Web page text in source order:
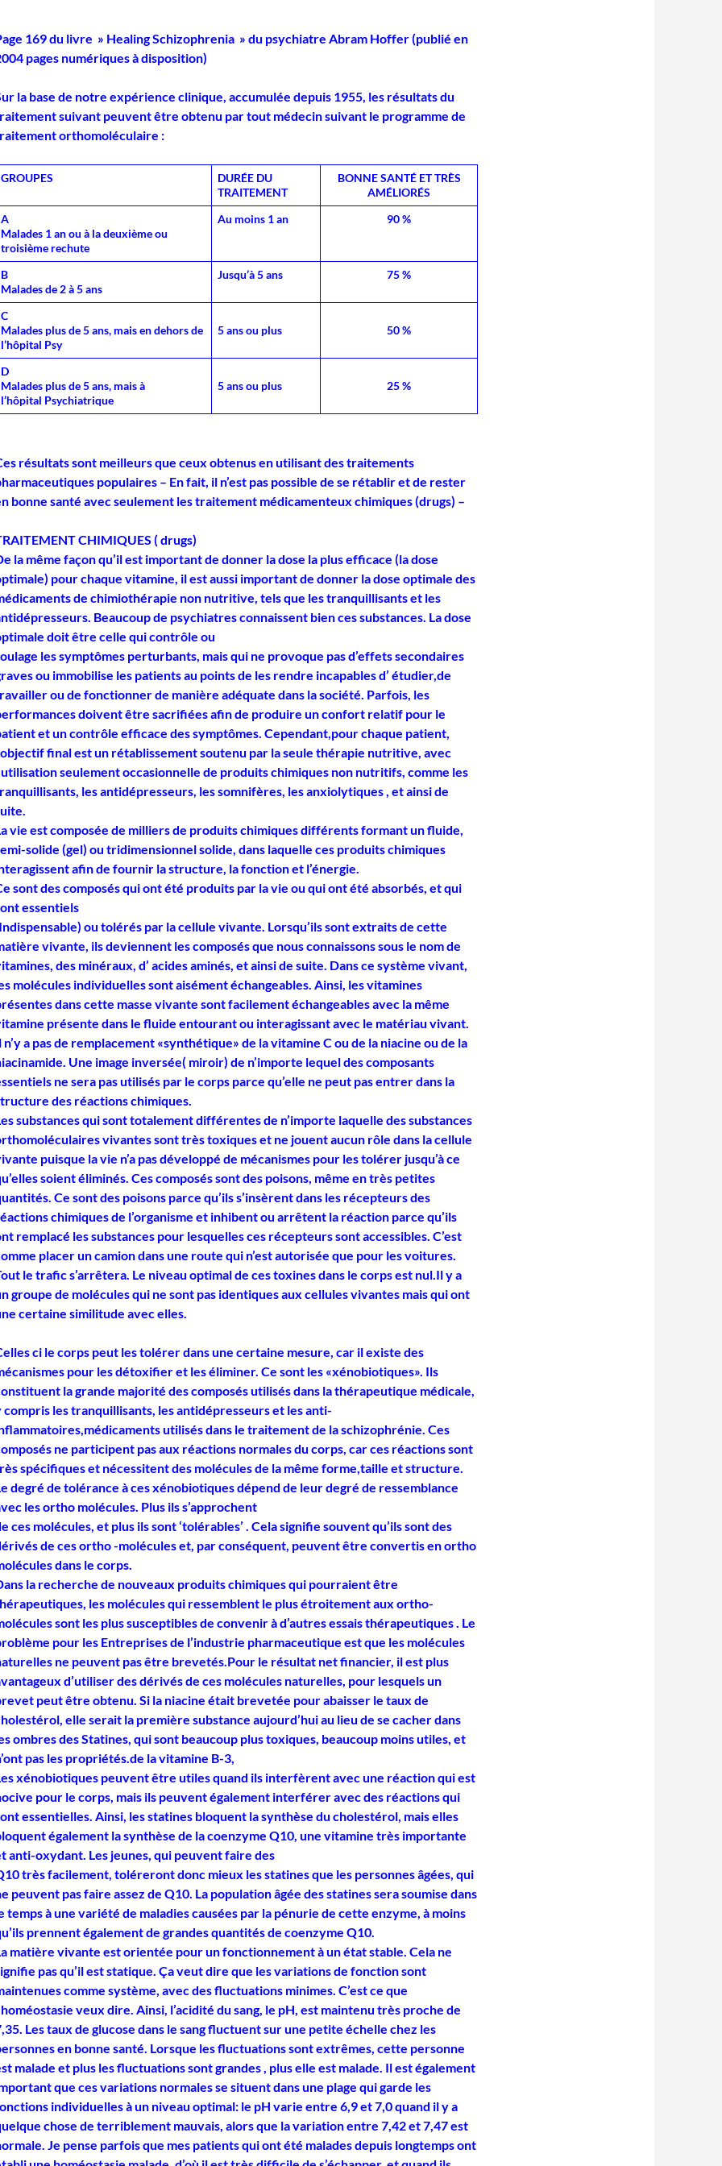
169 du livre » Healing Schizophrenia » du psychiatre Abram Hoffer (publié en
pages numériques à disposition)
la base de notre expérience clinique, accumulée depuis 1955, les résultats du
suivant peuvent être obtenu par tout médecin suivant le programme de
orthomoléculaire :
GROUPES
DURÉE DU
TRAITEMENT
BONNE SANTÉ ET TRÈS
AMÉLIORÉS
A
Malades 1 an ou à la deuxième ou
troisième rechute
Au moins 1 an 90 %
B
Malades de 2 à 5 ans
Jusqu’à 5 ans 75 %
C
Malades plus de 5 ans, mais en dehors de
l’hôpital Psy
5 ans ou plus 50 %
D
Malades plus de 5 ans, mais à
l’hôpital Psychiatrique
5 ans ou plus 25 %
résultats sont meilleurs que ceux obtenus en utilisant des traitements
populaires – En fait, il n’est pas possible de se rétablir et de rester
bonne santé avec seulement les traitement médicamenteux chimiques (drugs) –
CHIMIQUES ( drugs)
la même façon qu’il est important de donner la dose la plus efficace (la dose
pour chaque vitamine, il est aussi important de donner la dose optimale des
de chimiothérapie non nutritive, tels que les tranquillisants et les
Beaucoup de psychiatres connaissent bien ces substances. La dose
doit être celle qui contrôle ou
les symptômes perturbants, mais qui ne provoque pas d’effets secondaires
ou immobilise les patients au points de les rendre incapables d’ étudier,de
ou de fonctionner de manière adéquate dans la société. Parfois, les
doivent être sacrifiées afin de produire un confort relatif pour le
et un contrôle efficace des symptômes. Cependant,pour chaque patient,
final est un rétablissement soutenu par la seule thérapie nutritive, avec
seulement occasionnelle de produits chimiques non nutritifs, comme les
les antidépresseurs, les somnifères, les anxiolytiques , et ainsi de
vie est composée de milliers de produits chimiques différents formant un fluide,
solide (gel) ou tridimensionnel solide, dans laquelle ces produits chimiques
afin de fournir la structure, la fonction et l’énergie.
sont des composés qui ont été produits par la vie ou qui ont été absorbés, et qui
essentiels
ou tolérés par la cellule vivante. Lorsqu’ils sont extraits de cette
vivante, ils deviennent les composés que nous connaissons sous le nom de
des minéraux, d’ acides aminés, et ainsi de suite. Dans ce système vivant,
molécules individuelles sont aisément échangeables. Ainsi, les vitamines
dans cette masse vivante sont facilement échangeables avec la même
présente dans le fluide entourant ou interagissant avec le matériau vivant.
n’y a pas de remplacement «synthétique» de la vitamine C ou de la niacine ou de la
. Une image inversée( miroir) de n’importe lequel des composants
ne sera pas utilisés par le corps parce qu’elle ne peut pas entrer dans la
des réactions chimiques.
substances qui sont totalement différentes de n’importe laquelle des substances
vivantes sont très toxiques et ne jouent aucun rôle dans la cellule
puisque la vie n’a pas développé de mécanismes pour les tolérer jusqu’à ce
soient éliminés. Ces composés sont des poisons, même en très petites
Ce sont des poisons parce qu’ils s’insèrent dans les récepteurs des
chimiques de l’organisme et inhibent ou arrêtent la réaction parce qu’ils
remplacé les substances pour lesquelles ces récepteurs sont accessibles. C’est
placer un camion dans une route qui n’est autorisée que pour les voitures.
le trafic s’arrêtera. Le niveau optimal de ces toxines dans le corps est nul.Il y a
groupe de molécules qui ne sont pas identiques aux cellules vivantes mais qui ont
certaine similitude avec elles.
ci le corps peut les tolérer dans une certaine mesure, car il existe des
pour les détoxifier et les éliminer. Ce sont les «xénobiotiques». Ils
la grande majorité des composés utilisés dans la thérapeutique médicale,
compris les tranquillisants, les antidépresseurs et les anti-
utilisés dans le traitement de la schizophrénie. Ces
ne participent pas aux réactions normales du corps, car ces réactions sont
spécifiques et nécessitent des molécules de la même forme,taille et structure.
degré de tolérance à ces xénobiotiques dépend de leur degré de ressemblance
les ortho molécules. Plus ils s’approchent
ces molécules, et plus ils sont ‘tolérables’ . Cela signifie souvent qu’ils sont des
de ces ortho -molécules et, par conséquent, peuvent être convertis en ortho
dans le corps.
la recherche de nouveaux produits chimiques qui pourraient être
les molécules qui ressemblent le plus étroitement aux ortho-
sont les plus susceptibles de convenir à d’autres essais thérapeutiques . Le
pour les Entreprises de l’industrie pharmaceutique est que les molécules
ne peuvent pas être brevetés.Pour le résultat net financier, il est plus
d’utiliser des dérivés de ces molécules naturelles, pour lesquels un
peut être obtenu. Si la niacine était brevetée pour abaisser le taux de
elle serait la première substance aujourd’hui au lieu de se cacher dans
ombres des Statines, qui sont beaucoup plus toxiques, beaucoup moins utiles, et
pas les propriétés.de la vitamine B-3,
xénobiotiques peuvent être utiles quand ils interfèrent avec une réaction qui est
pour le corps, mais ils peuvent également interférer avec des réactions qui
essentielles. Ainsi, les statines bloquent la synthèse du cholestérol, mais elles
également la synthèse de la coenzyme Q10, une vitamine très importante
anti-oxydant. Les jeunes, qui peuvent faire des
très facilement, toléreront donc mieux les statines que les personnes âgées, qui
peuvent pas faire assez de Q10. La population âgée des statines sera soumise dans
temps à une variété de maladies causées par la pénurie de cette enzyme, à moins
prennent également de grandes quantités de coenzyme Q10.
matière vivante est orientée pour un fonctionnement à un état stable. Cela ne
pas qu’il est statique. Ça veut dire que les variations de fonction sont
comme système, avec des fluctuations minimes. C’est ce que
veux dire. Ainsi, l’acidité du sang, le pH, est maintenu très proche de
Les taux de glucose dans le sang fluctuent sur une petite échelle chez les
en bonne santé. Lorsque les fluctuations sont extrêmes, cette personne
malade et plus les fluctuations sont grandes , plus elle est malade. Il est également
que ces variations normales se situent dans une plage qui garde les
individuelles à un niveau optimal: le pH varie entre 6,9 et 7,0 quand il y a
chose de terriblement mauvais, alors que la variation entre 7,42 et 7,47 est
Je pense parfois que mes patients qui ont été malades depuis longtemps ont